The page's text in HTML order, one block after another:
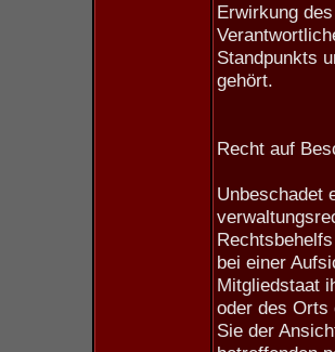
Erwirkung
Standpunkts
gehört.
Recht auf
Unbeschadet
bei einer
Mitgliedstaat
oder des Orts
Sie der